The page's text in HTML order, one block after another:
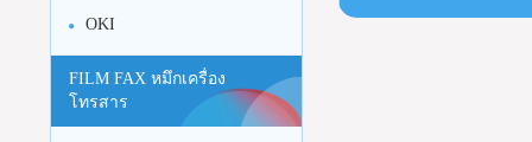
OKI
FILM FAX หมึกเครื่อง
โทรสาร